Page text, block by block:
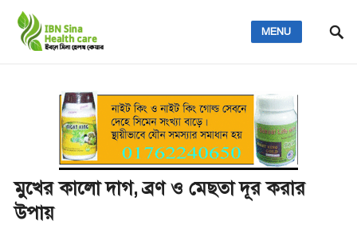
MENU
মুখের কালো দাগ, ব্রণ ও মেছতা দূর করার
উপায়